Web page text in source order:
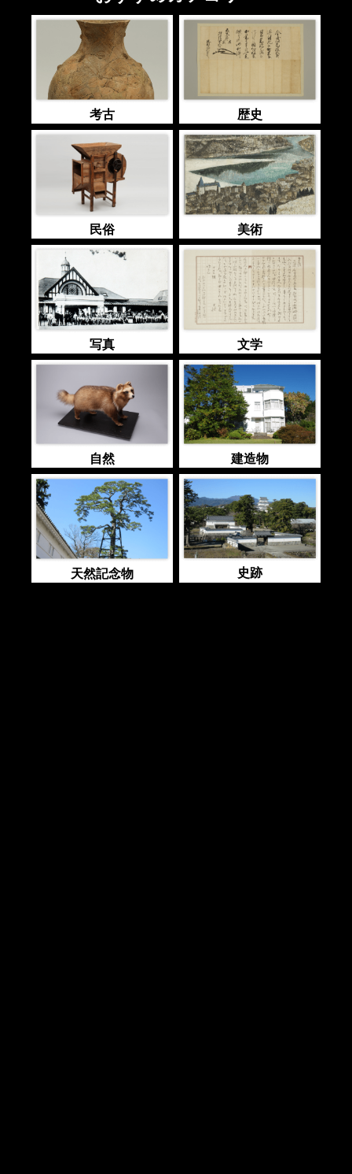
考古 歴史
民俗 美術
写真 文学
自然 建造物
天然記念物 史跡